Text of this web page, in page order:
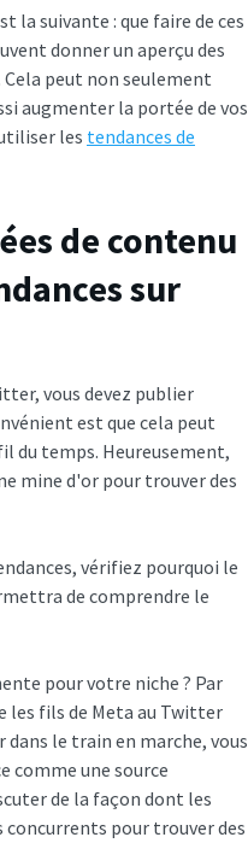
la suivante : que faire de ces
donner un aperçu des
peut non seulement
augmenter la portée de vos
les tendances de
de contenu
sur
vous devez publier
est que cela peut
du temps. Heureusement,
mine d'or pour trouver des
vérifiez pourquoi le
de comprendre le
pour votre niche ? Par
les fils de Meta au Twitter
le train en marche, vous
comme une source
de la façon dont les
concurrents pour trouver des